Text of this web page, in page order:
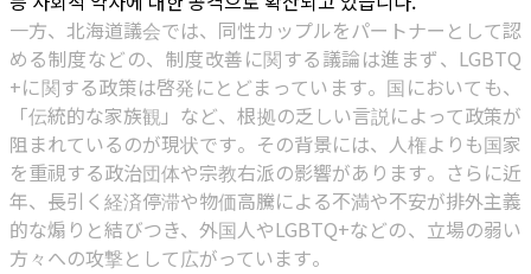
一方、北海道議会では、同性カップルをパートナーとして認
める制度などの、制度改善に関する議論は進まず、LGBTQ
+に関する政策は啓発にとどまっています。国においても、
「伝統的な家族観」など、根拠の乏しい言説によって政策が
阻まれているのが現状です。その背景には、人権よりも国家
を重視する政治団体や宗教右派の影響があります。さらに近
年、長引く経済停滞や物価高騰による不満や不安が排外主義
的な煽りと結びつき、外国人やLGBTQ+などの、立場の弱い
方々への攻撃として広がっています。